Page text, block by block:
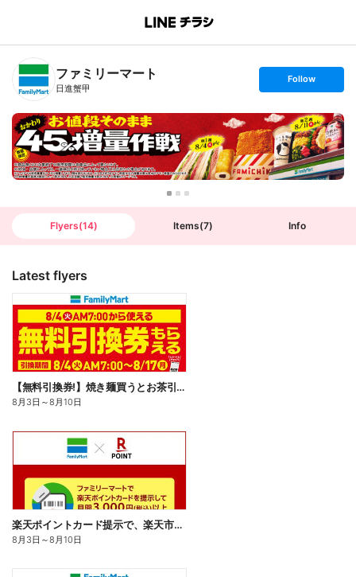
B
n
T
ファミリーマート
日進蟹甲
s
t
o
l
l
o
w
Follow
Flyers(14) Items(7) Info
Latest flyers
【無料引換券!】焼き麺買うとお茶引換券貰える!
8月3日 ～8月10日
楽天ポイントカード提示で、楽天市場でのお買い物がおトクに!
8月3日 ～8月10日